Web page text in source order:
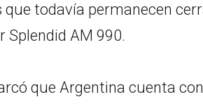
todavía permanecen
Splendid AM 990.
que Argentina cuenta